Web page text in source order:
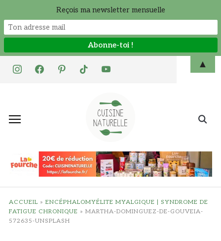
instagramfacebookpinteresttiktok youtube
Search
ACCUEIL » ENCÉPHALOMYÉLITE MYALGIQUE | SYNDROME DE
FATIGUE CHRONIQUE » MARTHA-DOMINGUEZ-DE-GOUVEIA-
572635-UNSPLASH
Reçois ma newsletter mensuelle
▲